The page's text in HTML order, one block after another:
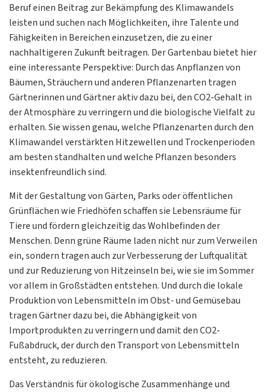
Beruf einen Beitrag zur Bekämpfung des Klimawandels
leisten und suchen nach Möglichkeiten, ihre Talente und
Fähigkeiten in Bereichen einzusetzen, die zu einer
nachhaltigeren Zukunft beitragen. Der Gartenbau bietet hier
eine interessante Perspektive: Durch das Anpflanzen von
Bäumen, Sträuchern und anderen Pflanzenarten tragen
Gärtnerinnen und Gärtner aktiv dazu bei, den CO2-Gehalt in
der Atmosphäre zu verringern und die biologische Vielfalt zu
erhalten. Sie wissen genau, welche Pflanzenarten durch den
Klimawandel verstärkten Hitzewellen und Trockenperioden
am besten standhalten und welche Pflanzen besonders
insektenfreundlich sind.
Mit der Gestaltung von Gärten, Parks oder öffentlichen
Grünflächen wie Friedhöfen schaffen sie Lebensräume für
Tiere und fördern gleichzeitig das Wohlbefinden der
Menschen. Denn grüne Räume laden nicht nur zum Verweilen
ein, sondern tragen auch zur Verbesserung der Luftqualität
und zur Reduzierung von Hitzeinseln bei, wie sie im Sommer
vor allem in Großstädten entstehen. Und durch die lokale
Produktion von Lebensmitteln im Obst- und Gemüsebau
tragen Gärtner dazu bei, die Abhängigkeit von
Importprodukten zu verringern und damit den CO2-
Fußabdruck, der durch den Transport von Lebensmitteln
entsteht, zu reduzieren.
Das Verständnis für ökologische Zusammenhänge und